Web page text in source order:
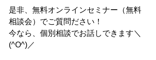
是非、無料オンラインセミナー（無料
相談会）でご質問ださい！
今なら、個別相談でお話しできます＼
(^O^)／